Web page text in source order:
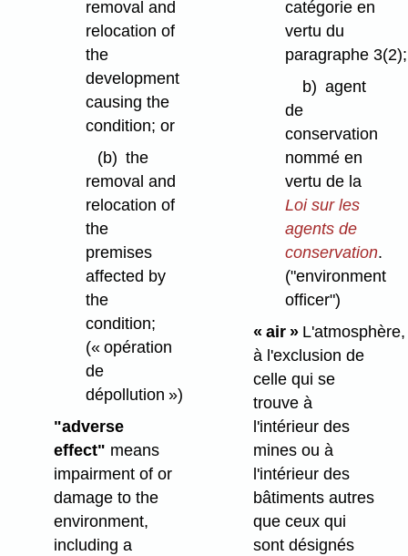
removal and
relocation of
the
development
causing the
condition; or
(b) the
removal and
relocation of
the
premises
affected by
the
condition;
(« opération
de
dépollution »)
"adverse
effect" means
impairment of or
damage to the
environment,
including a
catégorie en
vertu du
paragraphe 3(2);
b) agent
de
conservation
nommé en
vertu de la
Loi sur les
agents de
conservation.
("environment
officer")
« air »L'atmosphère,
à l'exclusion de
celle qui se
trouve à
l'intérieur des
mines ou à
l'intérieur des
bâtiments autres
que ceux qui
sont désignés